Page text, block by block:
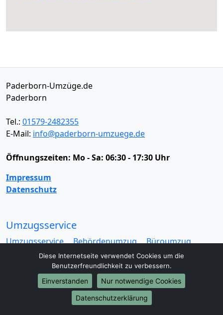
Paderborn-Umzüge.de
Paderborn
Tel.: 01579-2482355
E-Mail: info@paderborn-umzuege.de
Öffnungszeiten: Mo - Sa: 06:30 - 17:30 Uhr
Impressum
Datenschutz
Umzugsservice
Umzugsservice Behördenumzug
Büroumzug
Fernumzug
Firmenumzug
Laborumzug
Praxisumzug
Privatumzug
Seniorenumzug
Studentenumzug
Beiladung
Entrümpelung
Halteverbotszone
Klaviertransport
Haushaltsauflösung
Möbeltaxi
Diese Internetseite verwendet Cookies um die
Benutzerfreundlichkeit zu verbessern.
Einverstanden
Nur notwendige Cookies
Datenschutzerklärung